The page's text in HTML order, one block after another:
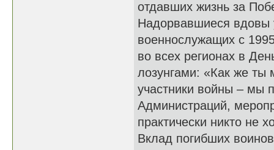
отдавших жизнь за
Надорвавшиеся вдовы
военнослужащих с
во всех регионах в
лозунгами: «Как же ты
участники войны – мы
Администраций,
практически никто не
Вклад погибших